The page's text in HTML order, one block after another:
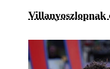
Villanyoszlopnak